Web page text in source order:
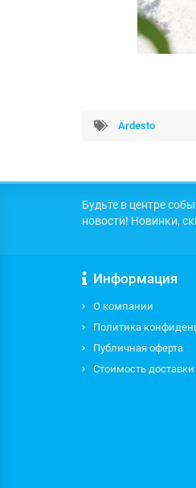
Ardesto
Будьте в центре
новости! Новинки,
Информация
О компании
Политика
Публичная оферта
Стоимость доставки